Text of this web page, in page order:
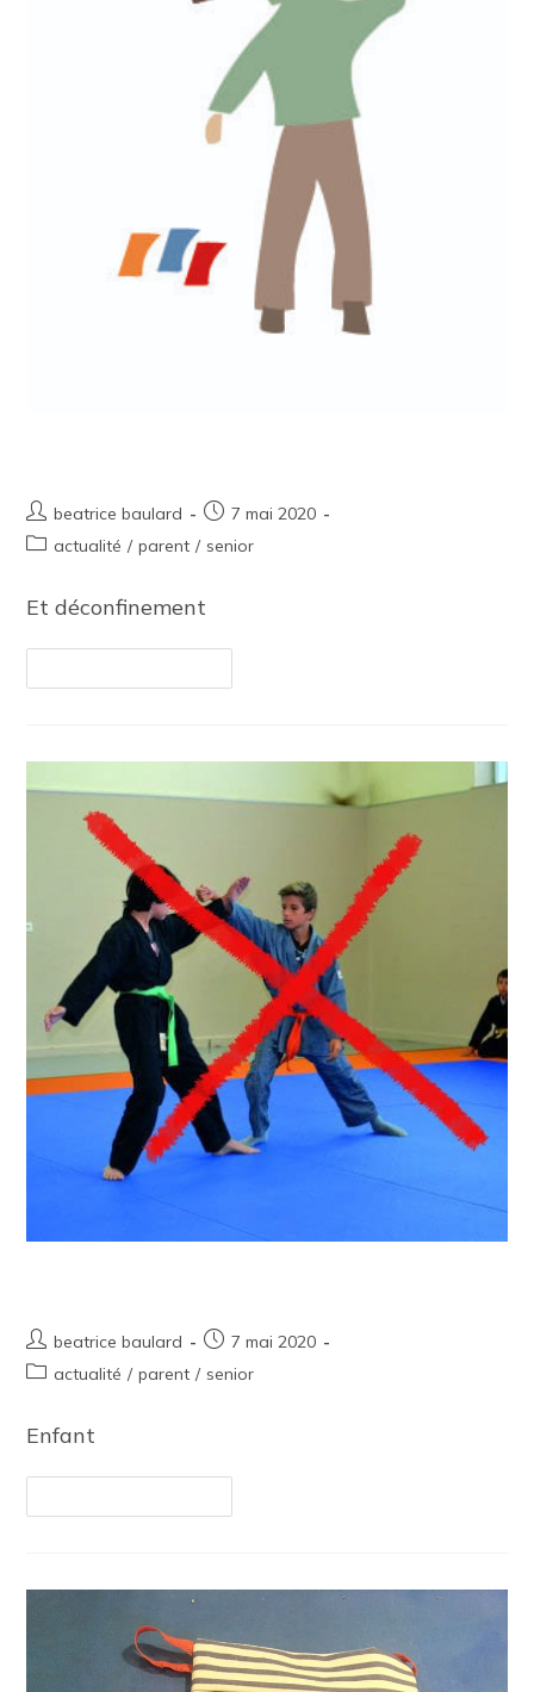
beatrice baulard
7 mai 2020
actualité / parent / senior
Et déconfinement
beatrice baulard
7 mai 2020
actualité / parent / senior
Enfant